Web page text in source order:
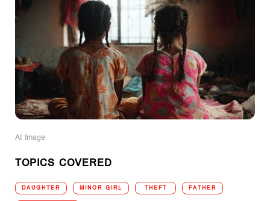
AI Image
TOPICS COVERED
DAUGHTER MINOR GIRL THEFT FATHER